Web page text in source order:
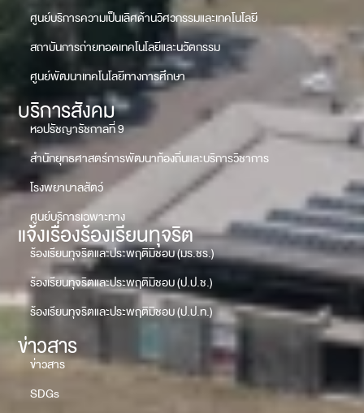
ศูนย์บริการความเป็นเลิศด้านวิศวกรรมและเทคโนโลยี
สถาบันการถ่ายทอดเทคโนโลยีและนวัตกรรม
ศูนย์พัฒนาเทคโนโลยีทางการศึกษา
บริการสังคม
หอปรัชญารัชกาลที่ 9
สำนักยุทธศาสตร์การพัฒนาท้องถิ่นและบริการวิชาการ
โรงพยาบาลสัตว์
ศูนย์บริการเฉพาะทาง
แจ้งเรื่องร้องเรียนทุจริต
ร้องเรียนทุจริตและประพฤติมิชอบ (มร.ชร.)
ร้องเรียนทุจริตและประพฤติมิชอบ (ป.ป.ช.)
ร้องเรียนทุจริตและประพฤติมิชอบ (ป.ป.ท.)
ข่าวสาร
ข่าวสาร
SDGs